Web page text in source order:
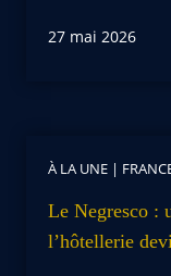
27 mai 2026
À LA UNE |
Le Negresco :
l’hôtellerie